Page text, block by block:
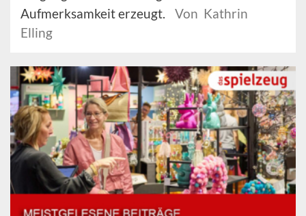
Aufmerksamkeit erzeugt.
Von Kathrin
Elling